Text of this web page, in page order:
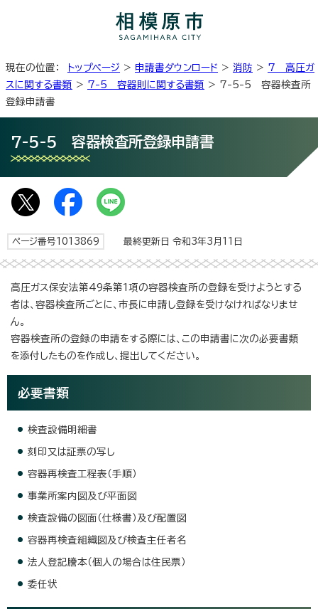
現在の位置： トップページ > 申請書ダウンロード > 消防 > 7 高圧ガ
スに関する書類 > 7-5 容器則に関する書類 > 7-5-5 容器検査所
登録申請書
7-5-5 容器検査所登録申請書
ページ番号1013869 最終更新日 令和3年3月11日
高圧ガス保安法第49条第1項の容器検査所の登録を受けようとする
者は、容器検査所ごとに、市長に申請し登録を受けなければなりませ
ん。
容器検査所の登録の申請をする際には、この申請書に次の必要書類
を添付したものを作成し、提出してください。
必要書類
検査設備明細書
刻印又は証票の写し
容器再検査工程表（手順）
事業所案内図及び平面図
検査設備の図面（仕様書）及び配置図
容器再検査組織図及び検査主任者名
法人登記謄本（個人の場合は住民票）
委任状